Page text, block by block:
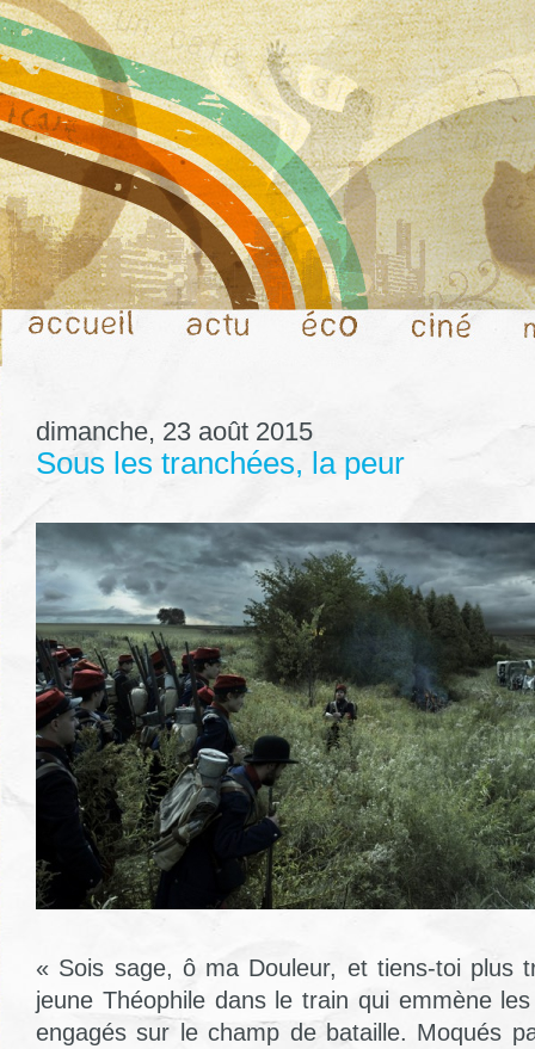
dimanche, 23 août 2015
Sous les tranchées, la peur
« Sois sage, ô ma Douleur, et tiens-toi plus
jeune Théophile dans le train qui emmène
engagés sur le champ de bataille. Moqués